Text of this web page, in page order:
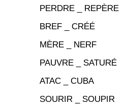
PERDRE _ REPÈRE
BREF _ CRÉÉ
MÈRE _ NERF
PAUVRE _ SATURÉ
ATAC _ CUBA
SOURIR _ SOUPIR